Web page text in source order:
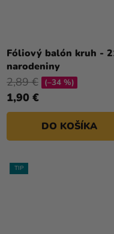
Fóliový balón kruh -
narodeniny
1,90 €
2,89 € (–34 %)
DO KOŠÍKA
TIP